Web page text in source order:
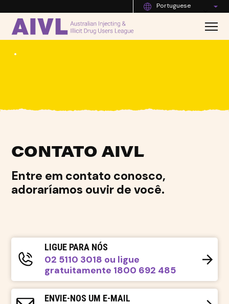
Portuguese
•
CONTATO AIVL
Entre em contato conosco,
adoraríamos ouvir de você.
LIGUE PARA NÓS
02 5110 3018 ou ligue
gratuitamente 1800 692 485
ENVIE-NOS UM E-MAIL